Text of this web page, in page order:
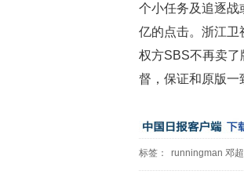
个小任务及追逐战
亿的点击。浙江卫
权方SBS不再卖了
督，保证和原版一
标签： runningman 邓超